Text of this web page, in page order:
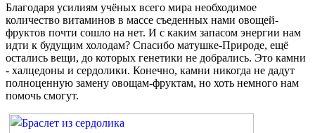
Благодаря усилиям учёных всего мира необходимое
количество витаминов в массе съеденных нами овощей-
фруктов почти сошло на нет. И с каким запасом энергии нам
идти к будущим холодам? Спасибо матушке-Природе, ещё
остались вещи, до которых генетики не добрались. Это камни
- халцедоны и сердолики. Конечно, камни никогда не дадут
полноценную замену овощам-фруктам, но хоть немного нам
помочь смогут.